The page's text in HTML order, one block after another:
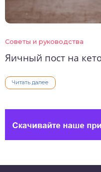
Советы и руководства
Яичный пост на
Читать далее